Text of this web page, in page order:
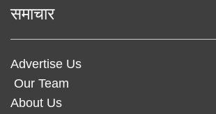
समाचार
Advertise Us
Our Team
About Us